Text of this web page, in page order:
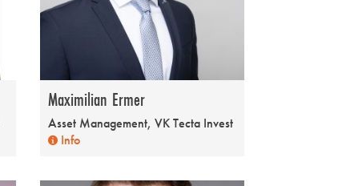
Maximilian Ermer
Asset Management, VK Tecta Invest
Info